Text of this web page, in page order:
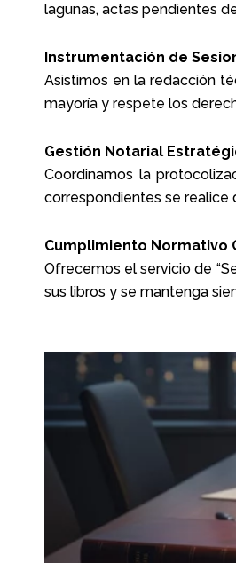
lagunas, actas pendientes
Instrumentación de
Asistimos en la redacción
mayoría y respete los
Gestión Notarial
Coordinamos la
correspondientes se realice
Cumplimiento Normativo
Ofrecemos el servicio de
sus libros y se mantenga